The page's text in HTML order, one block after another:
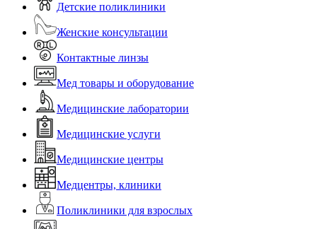
Детские поликлиники
Женские консультации
Контактные линзы
Мед товары и оборудование
Медицинские лаборатории
Медицинские услуги
Медицинские центры
Медцентры, клиники
Поликлиники для взрослых